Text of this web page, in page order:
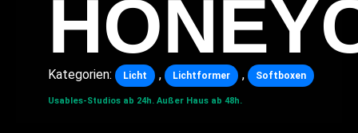
Kategorien: Licht , Lichtformer , Softboxen
Usables-Studios ab 24h. Außer Haus ab 48h.